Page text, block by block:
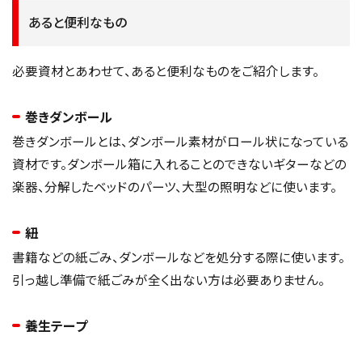
あると便利なもの
必要資材とあわせて、あると便利なものをご紹介します。
巻きダンボール
巻きダンボールとは、ダンボール素材がロール状になっている
資材です。ダンボール箱に入れることのできないギターなどの
楽器、分解したベッドのパーツ、大型の照明などに使います。
紐
書籍などの紙ごみ、ダンボールなどを処分する際に使います。
引っ越し準備で紙ごみが全く出ない方は必要ありません。
養生テープ